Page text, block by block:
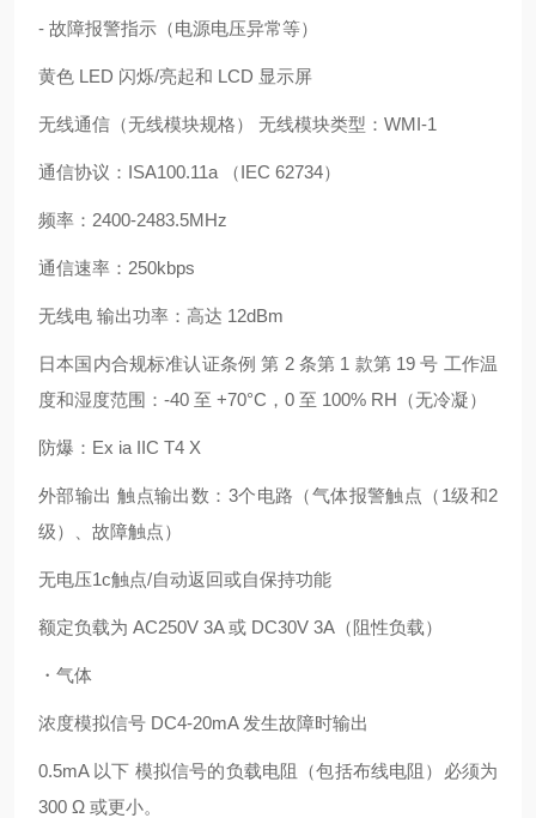
- 故障报警指示（电源电压异常等）
黄色 LED 闪烁/亮起和 LCD 显示屏
无线通信（无线模块规格） 无线模块类型：WMI-1
通信协议：ISA100.11a （IEC 62734）
频率：2400-2483.5MHz
通信速率：250kbps
无线电 输出功率：高达 12dBm
日本国内合规标准认证条例 第 2 条第 1 款第 19 号 工作温
度和湿度范围：-40 至 +70°C，0 至 100% RH（无冷凝）
防爆：Ex ia IIC T4 X
外部输出 触点输出数：3个电路（气体报警触点（1级和2
级）、故障触点）
无电压1c触点/自动返回或自保持功能
额定负载为 AC250V 3A 或 DC30V 3A（阻性负载）
・气体
浓度模拟信号 DC4-20mA 发生故障时输出
0.5mA 以下 模拟信号的负载电阻（包括布线电阻）必须为
300 Ω 或更小。